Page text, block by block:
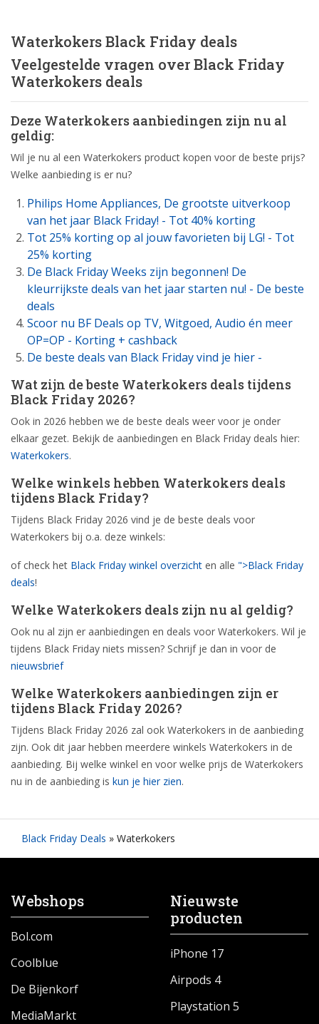
Waterkokers Black Friday deals
Veelgestelde vragen over Black Friday
Waterkokers deals
Deze Waterkokers aanbiedingen zijn nu al
geldig:
Wil je nu al een Waterkokers product kopen voor de beste prijs?
Welke aanbieding is er nu?
Philips Home Appliances, De grootste uitverkoop
van het jaar Black Friday! - Tot 40% korting
Tot 25% korting op al jouw favorieten bij LG! - Tot
25% korting
De Black Friday Weeks zijn begonnen! De
kleurrijkste deals van het jaar starten nu! - De beste
deals
Scoor nu BF Deals op TV, Witgoed, Audio én meer
OP=OP - Korting + cashback
De beste deals van Black Friday vind je hier -
Wat zijn de beste Waterkokers deals tijdens
Black Friday 2026?
Ook in 2026 hebben we de beste deals weer voor je onder
elkaar gezet. Bekijk de aanbiedingen en Black Friday deals hier:
Waterkokers.
Welke winkels hebben Waterkokers deals
tijdens Black Friday?
Tijdens Black Friday 2026 vind je de beste deals voor
Waterkokers bij o.a. deze winkels:
of check het Black Friday winkel overzicht en alle ">Black Friday
deals!
Welke Waterkokers deals zijn nu al geldig?
Ook nu al zijn er aanbiedingen en deals voor Waterkokers. Wil je
tijdens Black Friday niets missen? Schrijf je dan in voor de
nieuwsbrief
Welke Waterkokers aanbiedingen zijn er
tijdens Black Friday 2026?
Tijdens Black Friday 2026 zal ook Waterkokers in de aanbieding
zijn. Ook dit jaar hebben meerdere winkels Waterkokers in de
aanbieding. Bij welke winkel en voor welke prijs de Waterkokers
nu in de aanbieding is kun je hier zien.
Black Friday Deals » Waterkokers
Webshops
Bol.com
Coolblue
De Bijenkorf
MediaMarkt
Nieuwste
producten
iPhone 17
Airpods 4
Playstation 5